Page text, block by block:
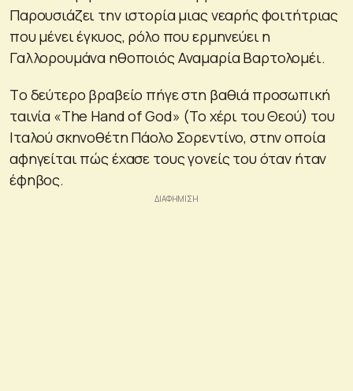
Παρουσιάζει την ιστορία μιας νεαρής φοιτήτριας
που μένει έγκυος, ρόλο που ερμηνεύει η
Γαλλορουμάνα ηθοποιός Αναμαρία Βαρτολομέι.
Tο δεύτερο βραβείο πήγε στη βαθιά προσωπική
ταινία «The Hand of God» (Το χέρι του Θεού) του
Ιταλού σκηνοθέτη Πάολο Σορεντίνο, στην οποία
αφηγείται πώς έχασε τους γονείς του όταν ήταν
έφηβος.